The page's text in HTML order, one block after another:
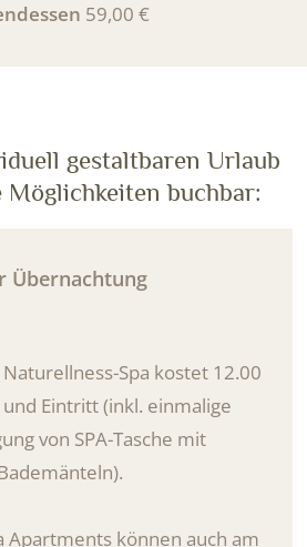
59,00 €
gestaltbaren Urlaub
Möglichkeiten buchbar:
Übernachtung
Spa kostet 12.00
Eintritt (inkl. einmalige
von SPA-Tasche mit
Apartments können auch am